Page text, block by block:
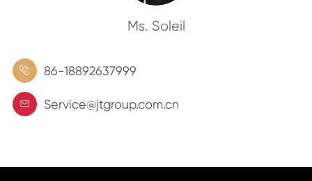
Ms. Soleil
 86-18892637999
 Service@jtgroup.com.cn